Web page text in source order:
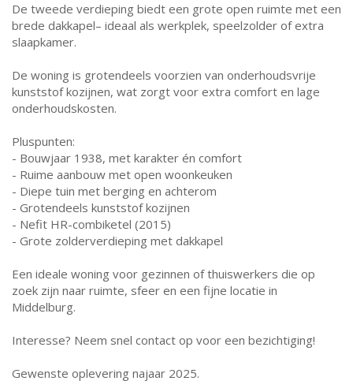
De tweede verdieping biedt een grote open ruimte met een
brede dakkapel– ideaal als werkplek, speelzolder of extra
slaapkamer.
De woning is grotendeels voorzien van onderhoudsvrije
kunststof kozijnen, wat zorgt voor extra comfort en lage
onderhoudskosten.
Pluspunten:
- Bouwjaar 1938, met karakter én comfort
- Ruime aanbouw met open woonkeuken
- Diepe tuin met berging en achterom
- Grotendeels kunststof kozijnen
- Nefit HR-combiketel (2015)
- Grote zolderverdieping met dakkapel
Een ideale woning voor gezinnen of thuiswerkers die op
zoek zijn naar ruimte, sfeer en een fijne locatie in
Middelburg.
Interesse? Neem snel contact op voor een bezichtiging!
Gewenste oplevering najaar 2025.